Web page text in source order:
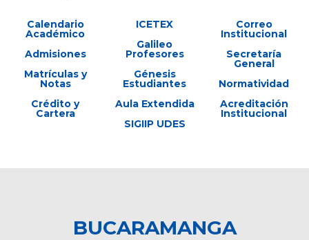
Calendario
Académico
Admisiones
Matrículas y
Notas
Crédito y
Cartera
ICETEX
Galileo
Profesores
Génesis
Estudiantes
Aula Extendida
SIGIIP UDES
Correo
Institucional
Secretaría
General
Normatividad
Acreditación
Institucional
BUCARAMANGA